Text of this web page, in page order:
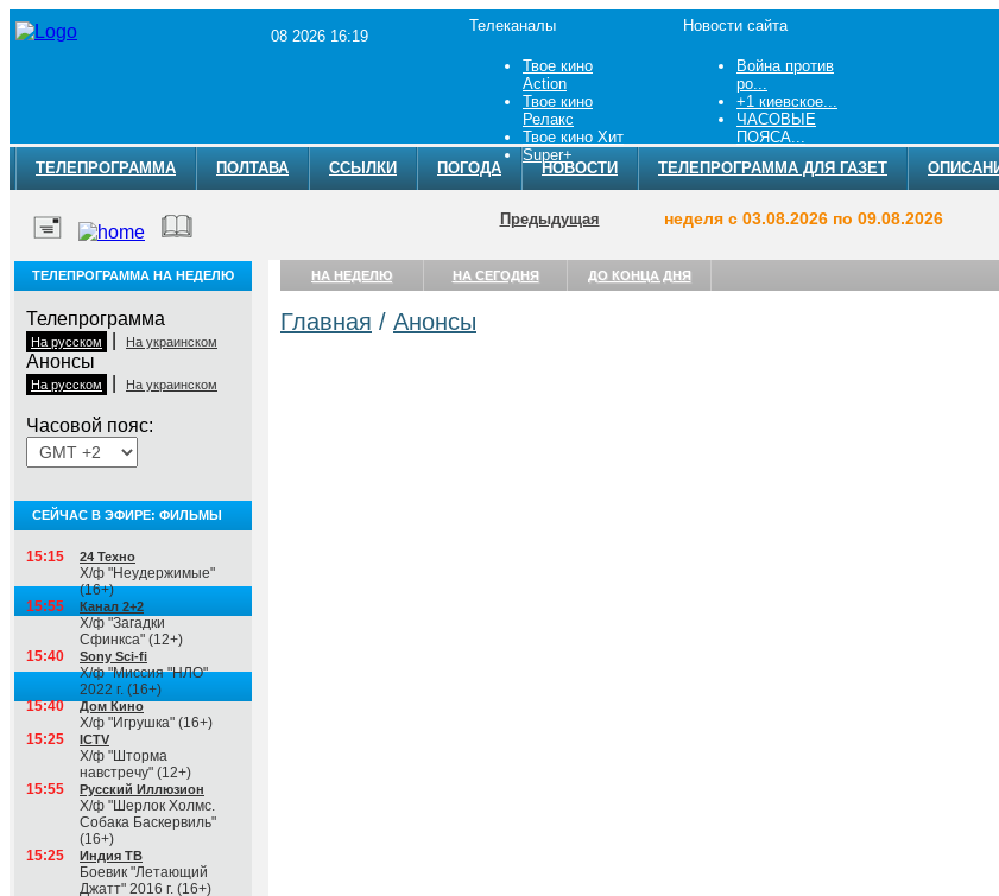
08 2026 16:19
Телеканалы
Твое кино
Action
Твое кино
Релакс
Твое кино Хит
Super+
Новости сайта
Война против
ро...
+1 киевское...
ЧАСОВЫЕ
ПОЯСА...
ТЕЛЕПРОГРАММА
ПОЛТАВА ССЫЛКИ ПОГОДА НОВОСТИ ТЕЛЕПРОГРАММА ДЛЯ ГАЗЕТ
Предыдущая неделя с 03.08.2026 по 09.08.2026
ТЕЛЕПРОГРАММА НА НЕДЕЛЮ
Телепрограмма
На русском На украинском
Анонсы
На русском На украинском
Часовой пояс:
СЕЙЧАС В ЭФИРЕ: ФИЛЬМЫ
15:15 24 Техно
Х/ф "Неудержимые"
(16+)
15:55
Канал 2+2
Х/ф "Загадки
Сфинкса" (12+)
15:40
Sony Sci-fi
Х/ф "Миссия "НЛО"
2022 г. (16+)
15:40
Дом Кино
Х/ф "Игрушка" (16+)
15:25
ICTV
Х/ф "Шторма
навстречу" (12+)
15:55
Русский Иллюзион
Х/ф "Шерлок Холмс.
Собака Баскервиль"
(16+)
15:25
Индия ТВ
Боевик "Летающий
Джатт" 2016 г. (16+)
НА НЕДЕЛЮ НА СЕГОДНЯ ДО КОНЦА ДНЯ
Главная / Анонсы